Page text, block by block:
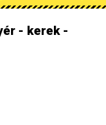
- kerek -